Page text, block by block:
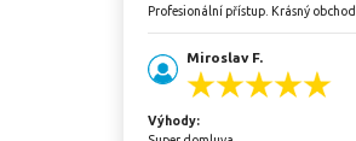
Profesionální přístup. Krásný obchod
Miroslav F.
Výhody: